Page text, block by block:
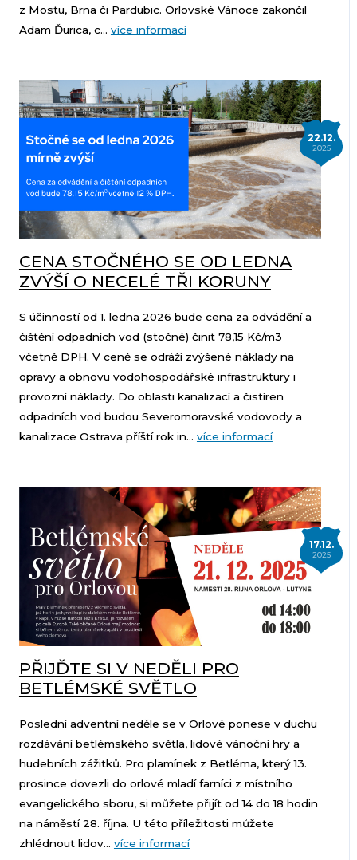
z Mostu, Brna či Pardubic. Orlovské Vánoce zakončil
Adam Ďurica, c... více informací
22.12.
2025
CENA STOČNÉHO SE OD LEDNA
ZVÝŠÍ O NECELÉ TŘI KORUNY
S účinností od 1. ledna 2026 bude cena za odvádění a
čištění odpadních vod (stočné) činit 78,15 Kč/m3
včetně DPH. V ceně se odráží zvýšené náklady na
opravy a obnovu vodohospodářské infrastruktury i
provozní náklady. Do oblasti kanalizací a čistíren
odpadních vod budou Severomoravské vodovody a
kanalizace Ostrava příští rok in... více informací
17.12.
2025
PŘIJĎTE SI V NEDĚLI PRO
BETLÉMSKÉ SVĚTLO
Poslední adventní neděle se v Orlové ponese v duchu
rozdávání betlémského světla, lidové vánoční hry a
hudebních zážitků. Pro plamínek z Betléma, který 13.
prosince dovezli do orlové mladí farníci z místního
evangelického sboru, si můžete přijít od 14 do 18 hodin
na náměstí 28. října. U této příležitosti můžete
zhlédnout lidov... více informací